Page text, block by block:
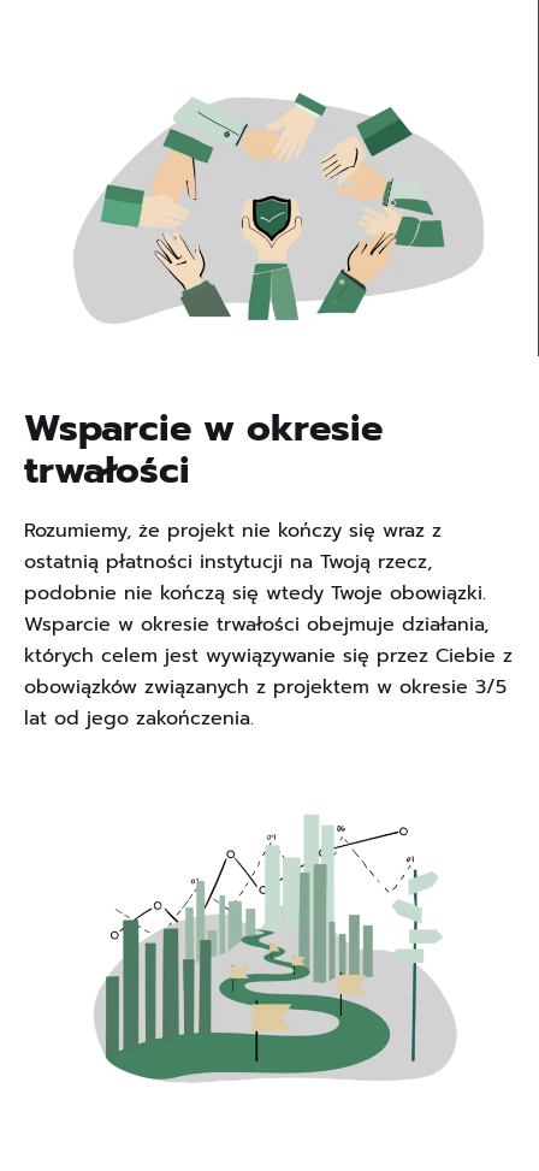
Wsparcie w okresie
trwałości
Rozumiemy, że projekt nie kończy się wraz z
ostatnią płatności instytucji na Twoją rzecz,
podobnie nie kończą się wtedy Twoje obowiązki.
Wsparcie w okresie trwałości obejmuje działania,
których celem jest wywiązywanie się przez Ciebie z
obowiązków związanych z projektem w okresie 3/5
lat od jego zakończenia.